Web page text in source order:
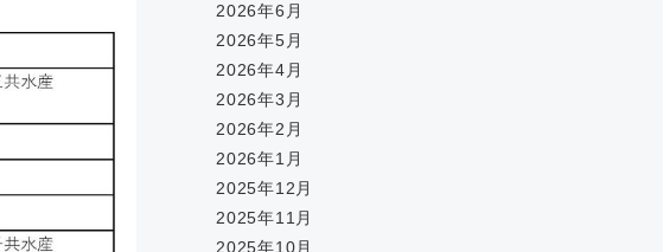
2026年6月
2026年5月
2026年4月
2026年3月
2026年2月
2026年1月
2025年12月
2025年11月
2025年10月